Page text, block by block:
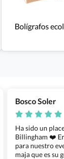
Bolígrafos
Bosco Soler
Ha sido un
Billingham ❤️
para nuestro
maja que es su